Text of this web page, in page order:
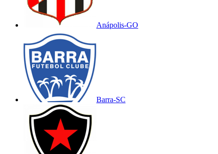
Anápolis-GO
Barra-SC